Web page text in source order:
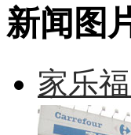
新闻图
家乐